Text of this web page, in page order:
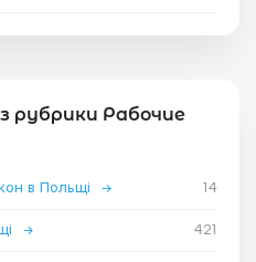
рубрики Рабочие
в Польщі → 14
→ 421